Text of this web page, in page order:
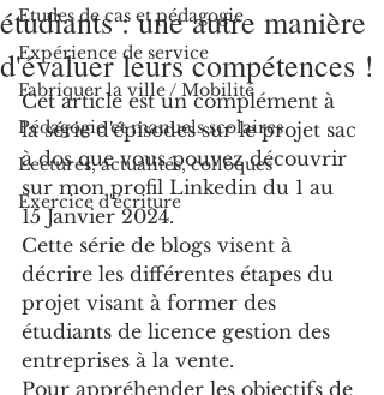
Etudes de cas et pédagogie
Expérience de service
Fabriquer la ville / Mobilité
Pédagogie et manuels scolaires
Lectures, actualités, colloques
Exercice d'écriture
étudiants : une autre manière
d'évaluer leurs compétences !
Cet article est un complément à
la série d'épisodes sur le projet sac
à dos que vous pouvez découvrir
sur mon profil Linkedin du 1 au
15 Janvier 2024.
Cette série de blogs visent à
décrire les différentes étapes du
projet visant à former des
étudiants de licence gestion des
entreprises à la vente.
Pour appréhender les objectifs de